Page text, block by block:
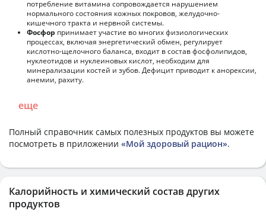
потребление витамина сопровождается нарушением
нормального состояния кожных покровов, желудочно-
кишечного тракта и нервной системы.
Фосфор принимает участие во многих физиологических
процессах, включая энергетический обмен, регулирует
кислотно-щелочного баланса, входит в состав фосфолипидов,
нуклеотидов и нуклеиновых кислот, необходим для
минерализации костей и зубов. Дефицит приводит к анорексии,
анемии, рахиту.
еще
Полный справочник самых полезных продуктов вы можете
посмотреть в приложении «Мой здоровый рацион».
Калорийность и химический состав других
продуктов